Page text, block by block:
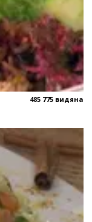
485 775 видяна